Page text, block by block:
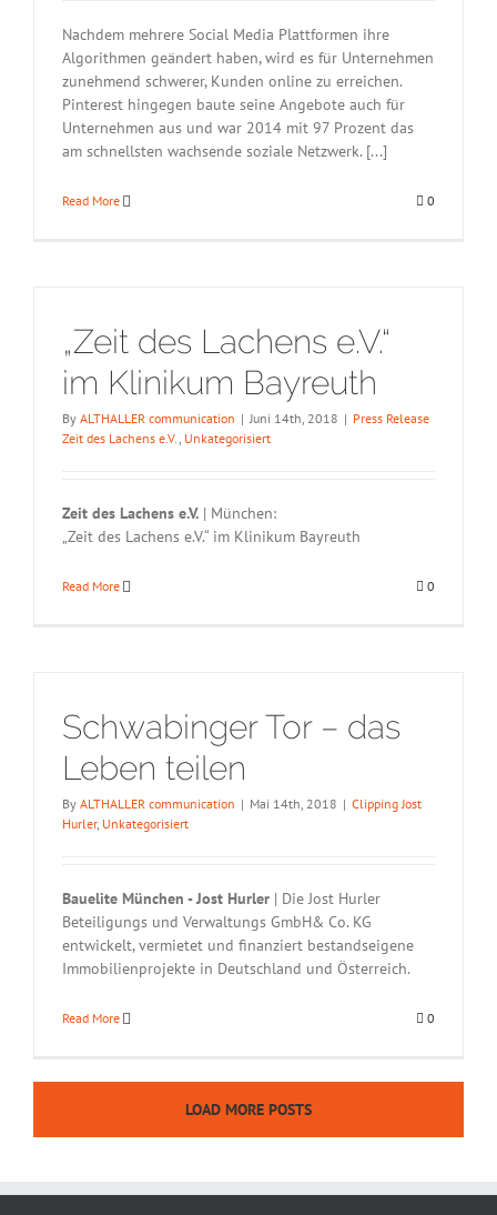
Nachdem mehrere Social Media Plattformen ihre
Algorithmen geändert haben, wird es für Unternehmen
zunehmend schwerer, Kunden online zu erreichen.
Pinterest hingegen baute seine Angebote auch für
Unternehmen aus und war 2014 mit 97 Prozent das
am schnellsten wachsende soziale Netzwerk. [...]
Read More 0
„Zeit des Lachens e.V.“
im Klinikum Bayreuth
By ALTHALLER communication | Juni 14th, 2018 | Press Release
Zeit des Lachens e.V., Unkategorisiert
Zeit des Lachens e.V. | München:
„Zeit des Lachens e.V.“ im Klinikum Bayreuth
Read More 0
Schwabinger Tor – das
Leben teilen
By ALTHALLER communication | Mai 14th, 2018 | Clipping Jost
Hurler, Unkategorisiert
Bauelite München - Jost Hurler | Die Jost Hurler
Beteiligungs und Verwaltungs GmbH& Co. KG
entwickelt, vermietet und finanziert bestandseigene
Immobilienprojekte in Deutschland und Österreich.
Read More 0
LOAD MORE POSTS